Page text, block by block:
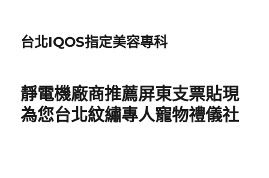
台北IQOS指定美容專科
靜電機廠商推薦屏東支票貼現
為您台北紋繡專人寵物禮儀社